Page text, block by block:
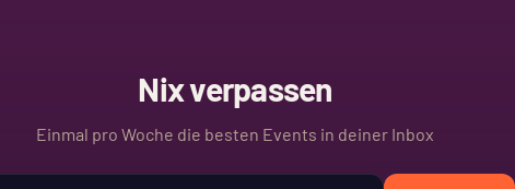
Nix verpassen
Einmal pro Woche die besten Events in deiner Inbox